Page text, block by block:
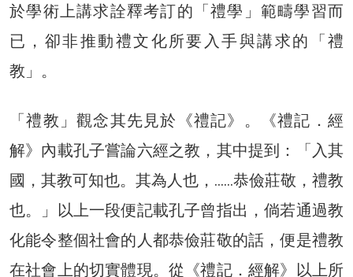
於學術上講求詮釋考訂的「禮學」範疇學習而
已，卻非推動禮文化所要入手與講求的「禮
教」。
「禮教」觀念其先見於《禮記》。《禮記．經
解》內載孔子嘗論六經之教，其中提到：「入其
國，其教可知也。其為人也，……恭儉莊敬，禮教
也。」以上一段便記載孔子曾指出，倘若通過教
化能令整個社會的人都恭儉莊敬的話，便是禮教
在社會上的切實體現。從《禮記．經解》以上所